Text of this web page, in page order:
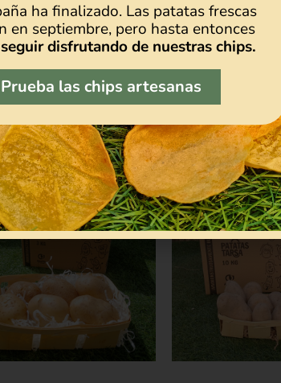
gustar...
ha finalizado. Las patatas frescas
en septiembre, pero hasta entonces
seguir disfrutando de nuestras chips.
Prueba las chips artesanas